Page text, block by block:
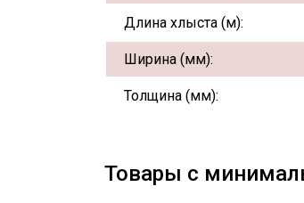
Длина хлыста (м):
Ширина (мм):
Толщина (мм):
Товары с